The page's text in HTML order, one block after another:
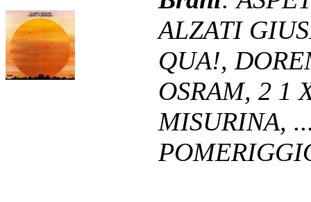
ALZATI
QUA!,
OSRAM, 2 1
MISURINA,